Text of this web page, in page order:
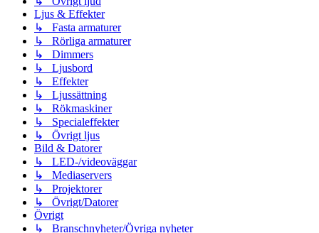
Ljus & Effekter
↳ Fasta armaturer
↳ Rörliga armaturer
↳ Dimmers
↳ Ljusbord
↳ Effekter
↳ Ljussättning
↳ Rökmaskiner
↳ Specialeffekter
↳ Övrigt ljus
Bild & Datorer
↳ LED-/videoväggar
↳ Mediaservers
↳ Projektorer
↳ Övrigt/Datorer
Övrigt
↳ Branschnyheter/Övriga nyheter